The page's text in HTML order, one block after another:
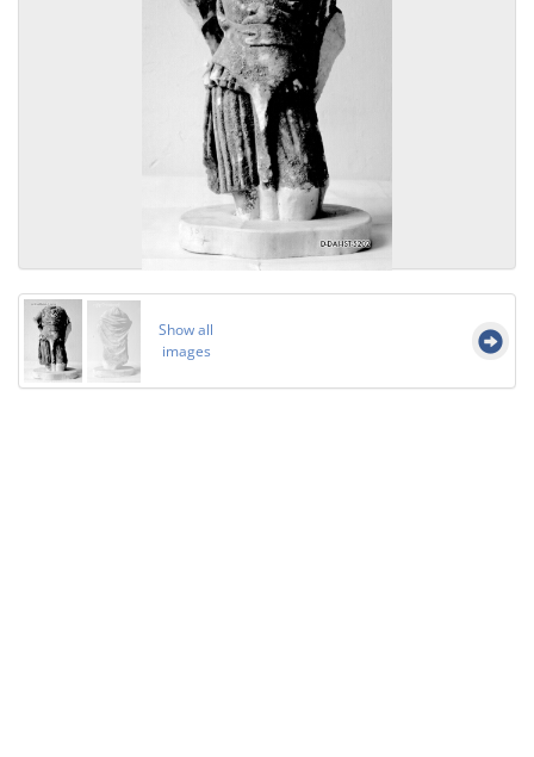
Show all
images